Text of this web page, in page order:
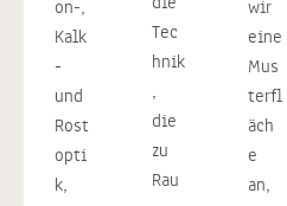
on-,
Kalk
-
und
Rost
opti
k,
Tec
hnik
,
die
zu
Rau
wir
eine
Mus
terfl
äch
e
an,